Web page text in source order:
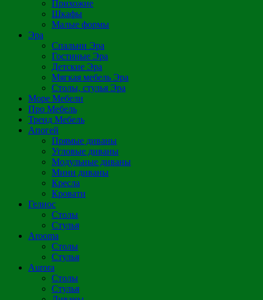
Прихожие
Шкафы
Малые формы
Эра
Спальни Эра
Гостиные Эра
Детские Эра
Мягкая мебель Эра
Столы, стулья Эра
Море Мебели
Про Мебель
Тренд Мебель
Апогей
Прямые диваны
Угловые диваны
Модульные диваны
Мини диваны
Кресла
Кровати
Гелиос
Столы
Стулья
Arooma
Столы
Стулья
Aurora
Столы
Стулья